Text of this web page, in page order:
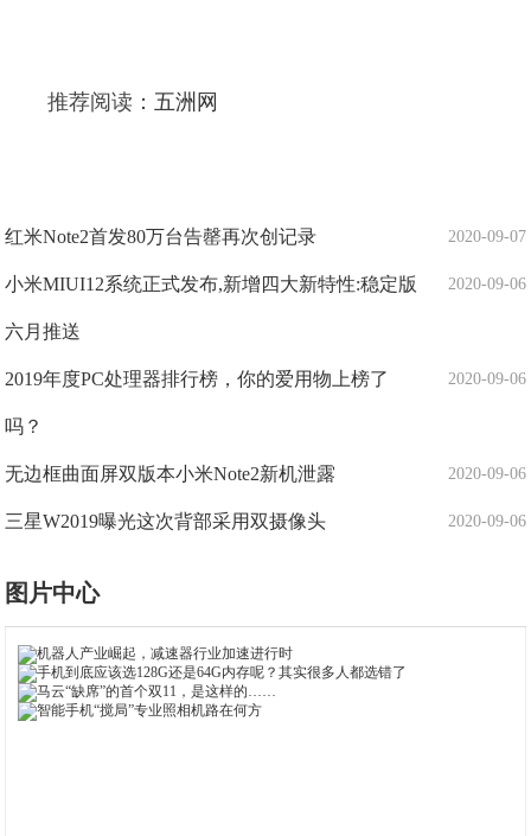
推荐阅读：五洲网
2020-09-07
红米Note2首发80万台告罄再次创记录
2020-09-06
小米MIUI12系统正式发布,新增四大新特性:稳定版
六月推送
2020-09-06
2019年度PC处理器排行榜，你的爱用物上榜了
吗？
2020-09-06
无边框曲面屏双版本小米Note2新机泄露
2020-09-06
三星W2019曝光这次背部采用双摄像头
图片中心